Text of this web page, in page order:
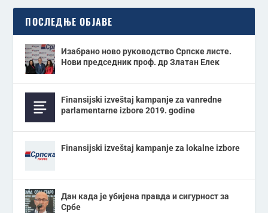
ПОСЛЕДЊЕ ОБЈАВЕ
Изабрано ново руководство Српске листе.
Нови председник проф. др Златан Елек
Finansijski izveštaj kampanje za vanredne
parlamentarne izbore 2019. godine
Finansijski izveštaj kampanje za lokalne izbore
Дан када је убијена правда и сигурност за
Србе